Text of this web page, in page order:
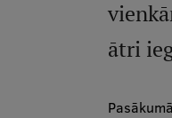
ātri